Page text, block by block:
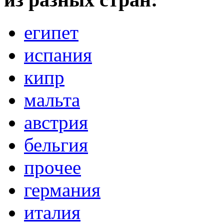
египет
испания
кипр
мальта
австрия
бельгия
прочее
германия
италия